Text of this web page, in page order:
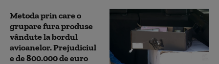
Metoda prin care o
grupare fura produse
vândute la bordul
avioanelor. Prejudiciul
e de 800.000 de euro